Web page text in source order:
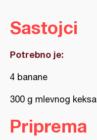
Sastojci
Potrebno je:
4 banane
300 g mlevnog keksa
Priprema